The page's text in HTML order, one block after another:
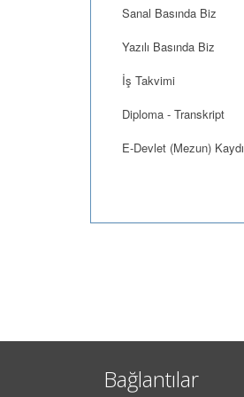
Sanal Basında Biz
Yazılı Basında Biz
İş Takvimi
Diploma - Transkript
E-Devlet (Mezun) Kaydı
Bağlantılar